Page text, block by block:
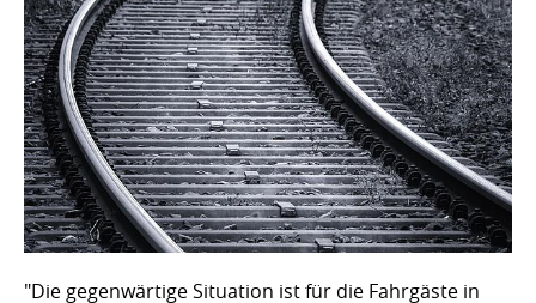
"Die gegenwärtige Situation ist für die Fahrgäste in